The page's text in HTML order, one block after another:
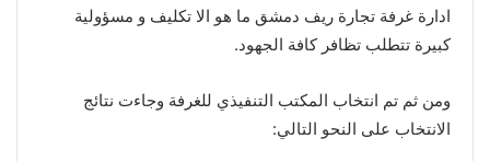
ادارة غرفة تجارة ريف دمشق ما هو الا تكليف و مسؤولية
كبيرة تتطلب تظافر كافة الجهود.
ومن ثم تم انتخاب المكتب التنفيذي للغرفة وجاءت نتائج
الانتخاب على النحو التالي: